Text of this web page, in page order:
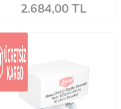
2.684,00TL